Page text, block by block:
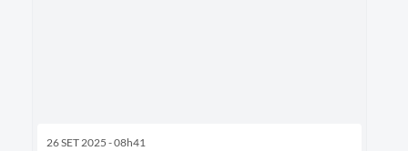
26 SET 2025 - 08h41